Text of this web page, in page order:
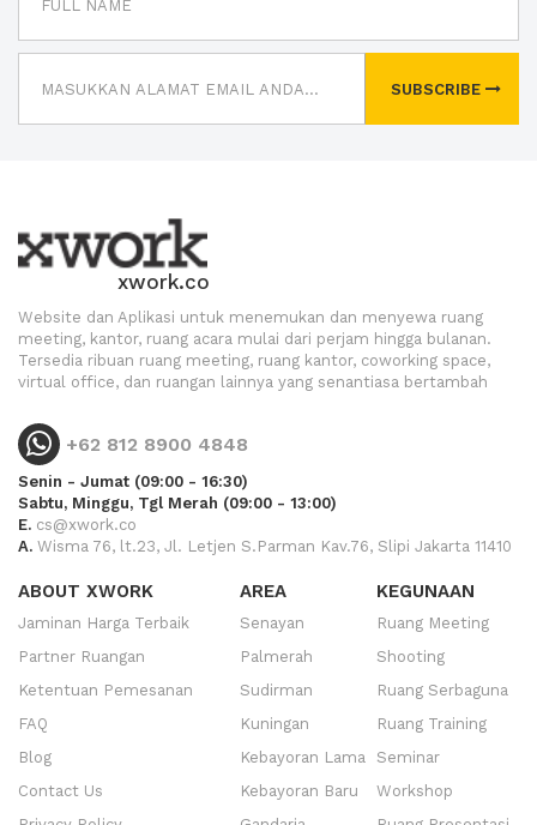
SUBSCRIBE
xwork.co
Website dan Aplikasi untuk menemukan dan menyewa ruang
meeting, kantor, ruang acara mulai dari perjam hingga bulanan.
Tersedia ribuan ruang meeting, ruang kantor, coworking space,
virtual office, dan ruangan lainnya yang senantiasa bertambah
+62 812 8900 4848
Senin - Jumat (09:00 - 16:30)
Sabtu, Minggu, Tgl Merah (09:00 - 13:00)
E. cs@xwork.co
A. Wisma 76, lt.23, Jl. Letjen S.Parman Kav.76, Slipi Jakarta 11410
ABOUT XWORK
Jaminan Harga Terbaik
Partner Ruangan
Ketentuan Pemesanan
FAQ
Blog
Contact Us
AREA
Senayan
Palmerah
Sudirman
Kuningan
Kebayoran Lama
Kebayoran Baru
KEGUNAAN
Ruang Meeting
Shooting
Ruang Serbaguna
Ruang Training
Seminar
Workshop